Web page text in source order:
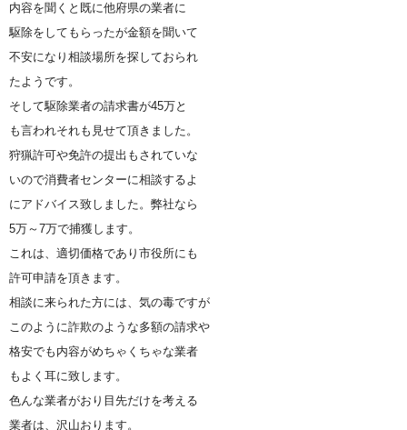
内容を聞くと既に他府県の業者に
駆除をしてもらったが金額を聞いて
不安になり相談場所を探しておられ
たようです。
そして駆除業者の請求書が45万と
も言われそれも見せて頂きました。
狩猟許可や免許の提出もされていな
いので消費者センターに相談するよ
にアドバイス致しました。弊社なら
5万～7万で捕獲します。
これは、適切価格であり市役所にも
許可申請を頂きます。
相談に来られた方には、気の毒ですが
このように詐欺のような多額の請求や
格安でも内容がめちゃくちゃな業者
もよく耳に致します。
色んな業者がおり目先だけを考える
業者は、沢山おります。